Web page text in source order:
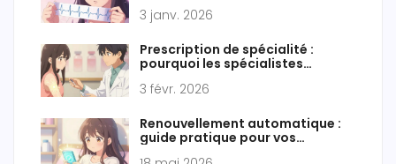
3 janv. 2026
Prescription de spécialité :
pourquoi les spécialistes
marque
3 févr. 2026
Renouvellement automatique :
guide pratique pour vos